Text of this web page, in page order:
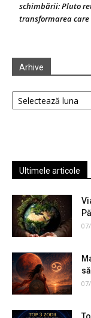
schimbării: Pluto
transformarea
Arhive
Arhive
Ultimele articole